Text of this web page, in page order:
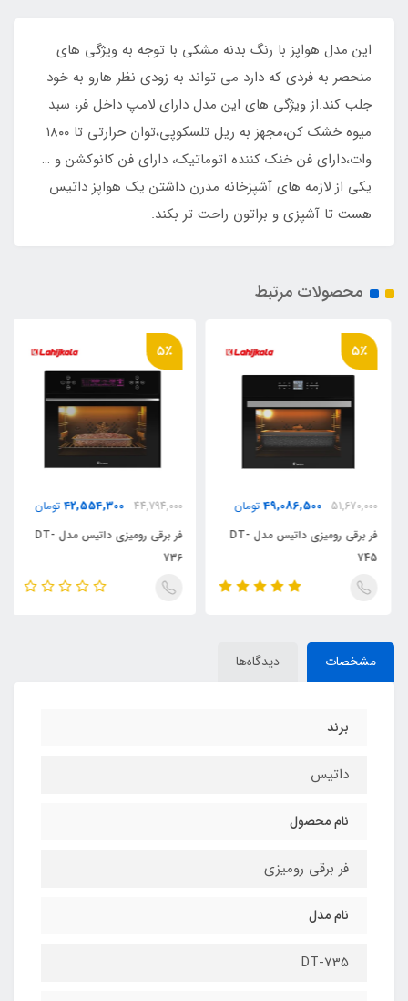
این مدل هواپز با رنگ بدنه مشکی با توجه به ویژگی های
منحصر به فردی که دارد می تواند به زودی نظر هارو به خود
جلب کند.از ویژگی های این مدل دارای لامپ داخل فر، سبد
میوه خشک کن،مجهز به ریل تلسکوپی،توان حرارتی تا ۱۸۰۰
وات،دارای فن خنک کننده اتوماتیک، دارای فن کانوکشن و …
یکی از لازمه های آشپزخانه مدرن داشتن یک هواپز داتیس
هست تا آشپزی و براتون راحت تر بکند.
محصولات مرتبط
5٪
51,670,000
49,086,500 تومان
فر برقی رومیزی داتیس مدل DT-
745
5٪
44,794,000
42,554,300 تومان
فر برقی رومیزی داتیس مدل DT-
736
مشخصات دیدگاه‌ها
برند
داتیس
نام محصول
فر برقی رومیزی
نام مدل
DT-735